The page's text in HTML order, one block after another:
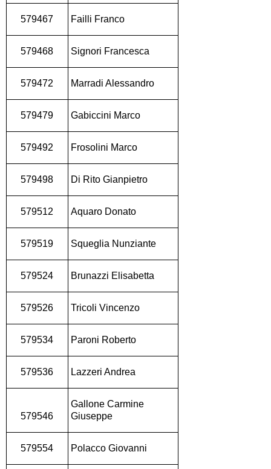
579467 Failli Franco
579468 Signori Francesca
579472 Marradi Alessandro
579479 Gabiccini Marco
579492 Frosolini Marco
579498 Di Rito Gianpietro
579512 Aquaro Donato
579519 Squeglia Nunziante
579524 Brunazzi Elisabetta
579526 Tricoli Vincenzo
579534 Paroni Roberto
579536 Lazzeri Andrea
579546
Gallone Carmine
Giuseppe
579554 Polacco Giovanni